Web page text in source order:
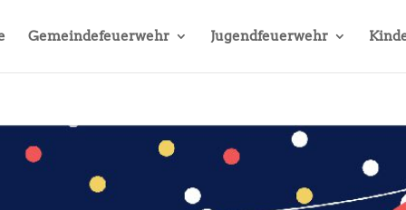
Gemeindefeuerwehr Jugendfeuerwehr